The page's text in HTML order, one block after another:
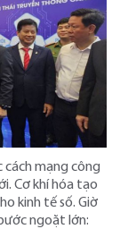
cách mạng công
Cơ khí hóa tạo
kinh tế số. Giờ
ngoặt lớn: